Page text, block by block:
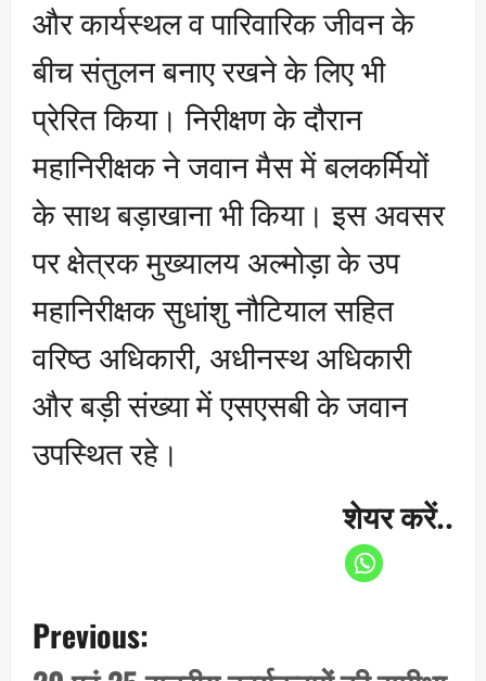
और कार्यस्थल व पारिवारिक जीवन के
बीच संतुलन बनाए रखने के लिए भी
प्रेरित किया। निरीक्षण के दौरान
महानिरीक्षक ने जवान मैस में बलकर्मियों
के साथ बड़ाखाना भी किया। इस अवसर
पर क्षेत्रक मुख्यालय अल्मोड़ा के उप
महानिरीक्षक सुधांशु नौटियाल सहित
वरिष्ठ अधिकारी, अधीनस्थ अधिकारी
और बड़ी संख्या में एसएसबी के जवान
उपस्थित रहे।
शेयर करें..
o
s
Previous: